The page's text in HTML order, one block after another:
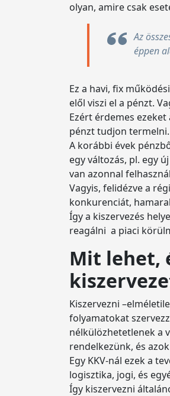
olyan, amire csak
Az
éppen
Ez a havi, fix
elől viszi el a pénzt.
Ezért érdemes
pénzt tudjon termelni.
A korábbi évek
egy változás, pl. egy
van azonnal
Vagyis, felidézve a
konkurenciát,
Így a kiszervezés
reagálni a piaci
Mit lehet,
Kiszervezni
folyamatokat
nélkülözhetetlenek a
rendelkezünk, és
Egy KKV-nál ezek a
logisztika, jogi, és
Így kiszervezni